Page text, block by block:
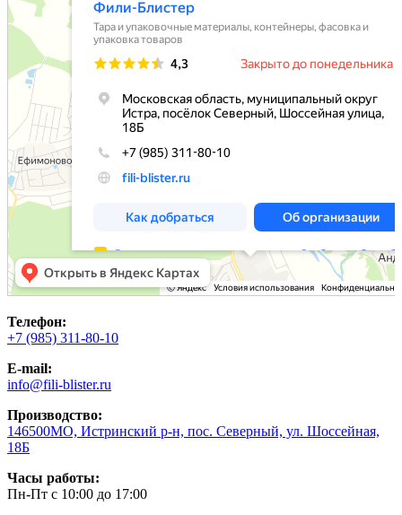
Телефон:
+7 (985) 311-80-10
E-mail:
info@fili-blister.ru
Производство:
146500МО, Истринский р-н, пос. Северный, ул. Шоссейная,
18Б
Часы работы:
Пн-Пт с 10:00 до 17:00